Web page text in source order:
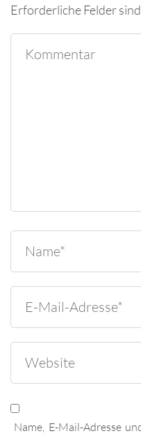
Erforderliche Felder
Name, E-Mail-Adresse